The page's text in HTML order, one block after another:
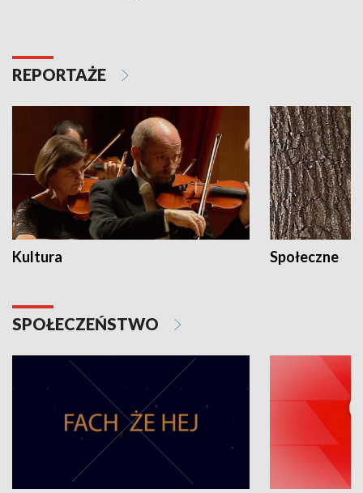
REPORTAŻE
Kultura Społeczne
SPOŁECZEŃSTWO